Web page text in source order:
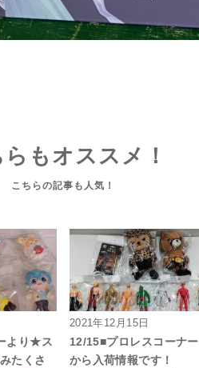
らもオススメ！
より★ス
たくさ
2021年12月15日
12/15■プロレスコーナー
から入荷情報です！